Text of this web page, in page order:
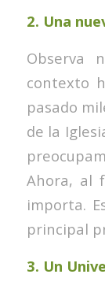
2. Una
Observa
contexto
pasado
de la
Ahora, al
importa.
principal
3. Un